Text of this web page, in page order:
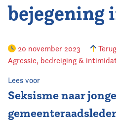
bejegening
20 november 2023
Agressie, bedreiging &
Lees voor
Seksisme naar